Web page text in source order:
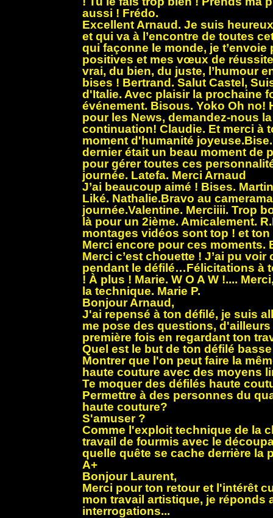
aussi ! Frédo.
Excellent Arnaud. Je suis
et qui va à l’encontre de toutes
qui façonne le monde, je t’envoie
positives et mes vœux de
vrai, du bien, du juste, l’humour
bises ! Bertrand. Salut Castel,
d'Italie. Avec plaisir la prochaine
événement. Bisous. Yoko Oh no!
pour les News, demandez-nous
continuation! Claudie. Et merci à
moment d'humanité
dernier était un beau moment de
pour gérer toutes ces
journée. Latefa. Merci Arnaud
J’ai beaucoup aimé ! Bises.
Liké. Nathalie.Bravo au
journée.Valentine. Merciiii. Trop
là pour un 2ième. Amicalement.
montages vidéos sont top ! et
Merci encore pour ces moments.
Merci c’est chouette ! J’ai pu voir
pendant le défilé…Félicitations à
! À plus ! Marie. W O A W !....
la technique. Marie P.
Bonjour Arnaud,
J'ai repensé à ton défilé, je suis
me pose des questions,
première fois en regardant ton
Quel est le but de ton défilé
Montrer que l'on peut faire la
haute couture avec des moyens
Te moquer des défilés haute
Permettre à des personnes du
haute couture?
S'amuser ?
Comme l'exploit technique de la
travail de fourmis avec le
quelle quête se cache derrière la
A+
Bonjour Laurent,
Merci pour ton retour et l'intérêt
mon travail artistique, je réponds
interrogations...